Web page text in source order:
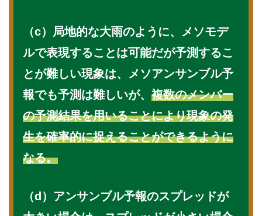
（c）局地的な大雨のように、メソモデ
ルで表現することは可能だが予測するこ
とが難しい現象は、メソアンサンブル予
報でも予測は難しいが、複数のメンバー
の予測結果を用いることにより現象の発
生を確率的に捉えることができるように
なる。
（d）アンサンブル予報のスプレッドが